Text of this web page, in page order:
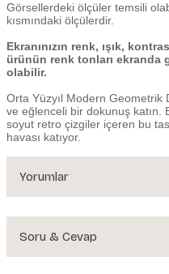
Görsellerdeki ölçüler temsili
kısmındaki ölçülerdir.
Ekranınızın renk, ışık,
ürünün renk tonları ekranda
olabilir.
Orta Yüzyıl Modern Geometrik
ve eğlenceli bir dokunuş katın.
soyut retro çizgiler içeren bu
havası katıyor.
Yorumlar
Soru & Cevap